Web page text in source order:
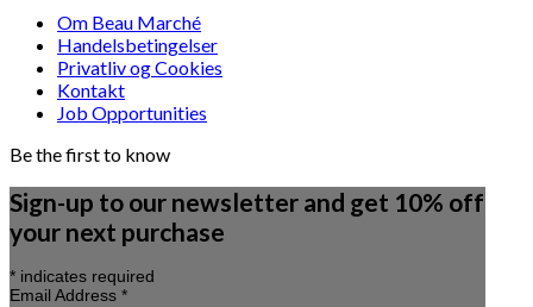
Om Beau Marché
Handelsbetingelser
Privatliv og Cookies
Kontakt
Job Opportunities
Be the first to know
Sign-up to our newsletter and get 10% off
your next purchase
* indicates required
Email Address *